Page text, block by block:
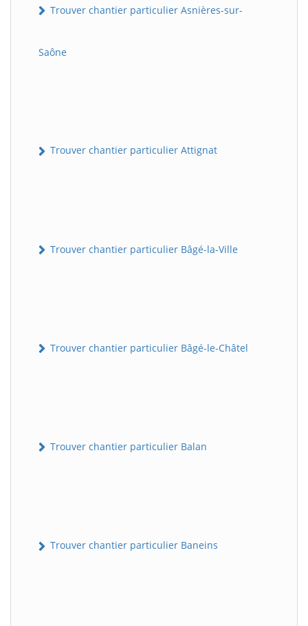
Trouver chantier particulier Asnières-sur-
Saône
Trouver chantier particulier Attignat
Trouver chantier particulier Bâgé-la-Ville
Trouver chantier particulier Bâgé-le-Châtel
Trouver chantier particulier Balan
Trouver chantier particulier Baneins